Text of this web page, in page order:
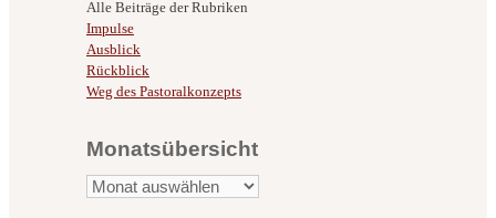
Alle Beiträge der Rubriken
Impulse
Ausblick
Rückblick
Weg des Pastoralkonzepts
Monatsübersicht
Monatsübersicht